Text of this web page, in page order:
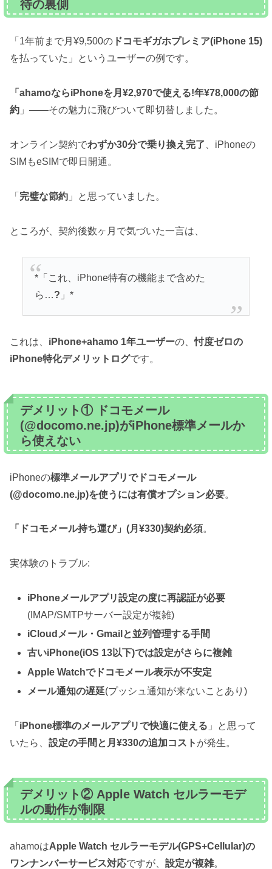
待の裏側
「1年前まで月¥9,500の ドコモギガホプレミア(iPhone 15)
を払っていた」というユーザーの例です。
「ahamoならiPhoneを月¥2,970で使える!年¥78,000の節
約 」——その魅力に飛びついて即切替しました。
オンライン契約でわずか30分で乗り換え完了 、iPhoneの
SIMもeSIMで即日開通。
「 完璧な節約 」と思っていました。
ところが、契約後数ヶ月で気づいた一言は、
*「これ、iPhone特有の機能まで含めた
ら…? 」*
これは、 iPhone+ahamo 1年ユーザーの、忖度ゼロの
iPhone特化デメリットログです。
デメリット① ドコモメール
(@docomo.ne.jp)がiPhone標準メールか
ら使えない
iPhoneの標準メールアプリでドコモメール
(@docomo.ne.jp)を使うには有償オプション必要。
「ドコモメール持ち運び」(月¥330)契約必須。
実体験のトラブル:
iPhoneメールアプリ設定の度に再認証が必要
(IMAP/SMTPサーバー設定が複雑)
iCloudメール・Gmailと並列管理する手間
古いiPhone(iOS 13以下)では設定がさらに複雑
Apple Watchでドコモメール表示が不安定
メール通知の遅延(プッシュ通知が来ないことあり)
「 iPhone標準のメールアプリで快適に使える 」と思って
いたら、 設定の手間と月¥330の追加コスト が発生。
デメリット② Apple Watch セルラーモデ
ルの動作が制限
ahamoはApple Watch セルラーモデル(GPS+Cellular)の
ワンナンバーサービス対応ですが、 設定が複雑。